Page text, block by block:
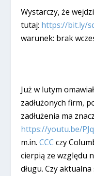
Wystarczy, że
tutaj: https://bit.ly/
warunek: brak
Już w lutym
zadłużonych firm,
zadłużenia ma
https://youtu.be/
m.in. CCC czy
cierpią ze względu
długu. Czy